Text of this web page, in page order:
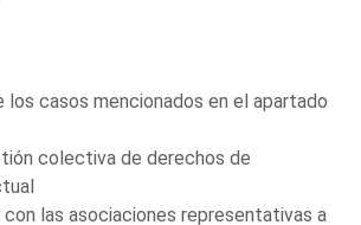
los casos mencionados en el apartado
colectiva de derechos de
con las asociaciones representativas a